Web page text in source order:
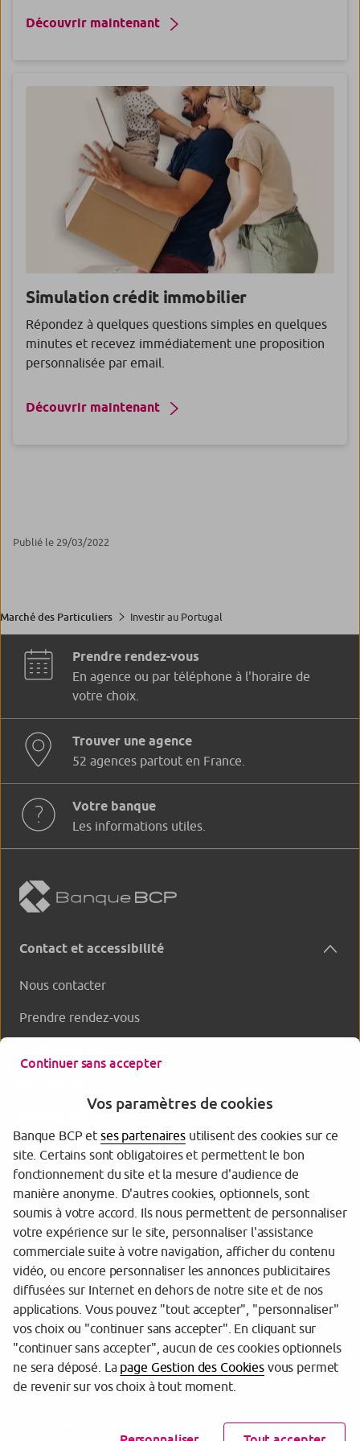
Découvrir maintenant
Simulation crédit immobilier
Répondez à quelques questions simples en quelques
minutes et recevez immédiatement une proposition
personnalisée par email.
Découvrir maintenant
Publié le 29/03/2022
Marché des Particuliers Investir au Portugal
Prendre rendez-vous
En agence ou par téléphone à l'horaire de
votre choix.
Trouver une agence
52 agences partout en France.
Votre banque
Les informations utiles.
Contact et accessibilité
Nous contacter
Prendre rendez-vous
Tarifs et informations réglementaires
Espace sécurité
Gestion des cookies
Protection de vos données personnelles
Mentions légales
Accessibilité (partiellement conforme)
Continuer sans accepter
Vos paramètres de cookies
Banque BCP etses partenairesutilisent des cookies sur ce
site. Certains sont obligatoires et permettent le bon
fonctionnement du site et la mesure d'audience de
manière anonyme. D'autres cookies, optionnels, sont
soumis à votre accord. Ils nous permettent de personnaliser
votre expérience sur le site, personnaliser l'assistance
commerciale suite à votre navigation, afficher du contenu
vidéo, ou encore personnaliser les annonces publicitaires
diffusées sur Internet en dehors de notre site et de nos
applications. Vous pouvez "tout accepter", "personnaliser"
vos choix ou "continuer sans accepter". En cliquant sur
"continuer sans accepter", aucun de ces cookies optionnels
ne sera déposé. La page Gestion des Cookiesvous permet
de revenir sur vos choix à tout moment.